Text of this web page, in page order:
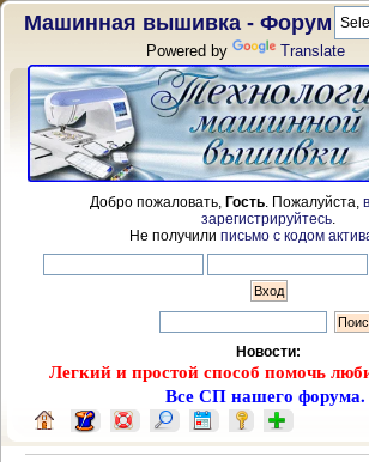
Машинная вышивка - Форум
Powered by Translate
Добро пожаловать, Гость. Пожалуйста,
зарегистрируйтесь
Не получили письмо с кодом
Новости:
Легкий и простой способ помочь
Все СП нашего форума.